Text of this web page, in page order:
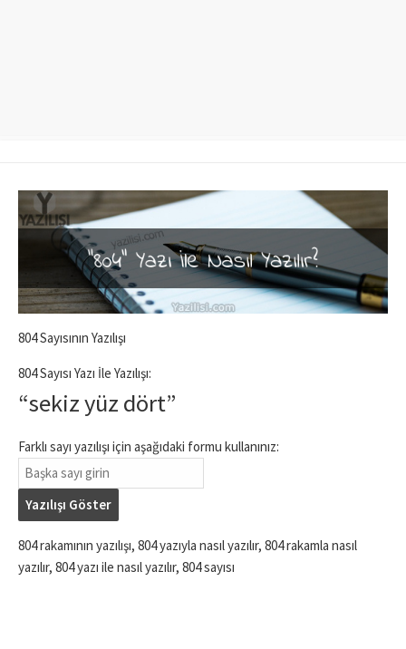
804 Sayısının Yazılışı
804 Sayısı Yazı İle Yazılışı:
“sekiz yüz dört”
Farklı sayı yazılışı için aşağıdaki formu kullanınız:
Yazılışı Göster
804 rakamının yazılışı, 804 yazıyla nasıl yazılır, 804 rakamla nasıl
yazılır, 804 yazı ile nasıl yazılır, 804 sayısı